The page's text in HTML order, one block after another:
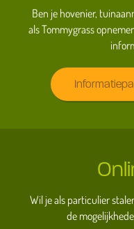
Ben je hovenier,
als Tommygrass
Wil je als particulier
de